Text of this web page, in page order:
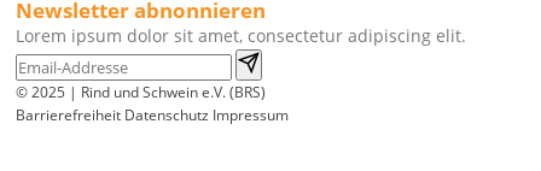
Newsletter abnonnieren
Lorem ipsum dolor sit amet, consectetur adipiscing elit.
© 2025 | Rind und Schwein e.V. (BRS)
Barrierefreiheit Datenschutz Impressum